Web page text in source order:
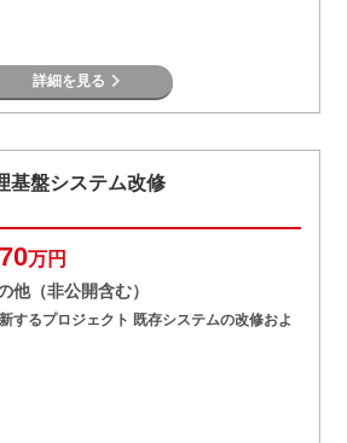
詳細を見る
基盤システム改修
70万円
（非公開含む）
するプロジェクト 既存システムの改修およ